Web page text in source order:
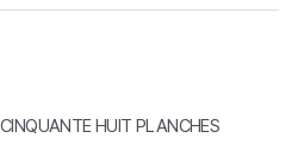
CINQUANTE HUIT PLANCHES